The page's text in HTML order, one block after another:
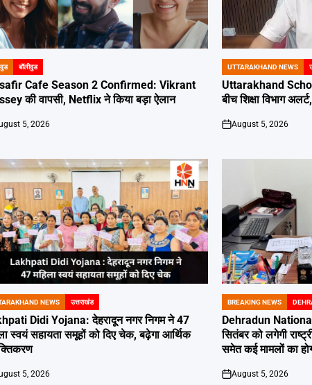
बॉलीवुड
Cafe Season 2 Confirmed: Vikrant
की वापसी, Netflix ने किया बड़ा ऐलान
5, 2026
POSTED
IN
UTTARAKHAND NEWS
Uttarakhand
बीच शिक्षा विभाग
on
August 5, 2026
NEWS उत्तराखंड
Didi Yojana: देहरादून नगर निगम ने 47
स्वयं सहायता समूहों को दिए चेक, बढ़ेगा आर्थिक
5, 2026
POSTED
IN
BREAKING NEWS
Dehradun
सितंबर को लगेगी
समेत कई मामलों का
on
August 5, 2026